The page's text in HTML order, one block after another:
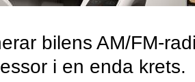
bilens AM/FM-
i en enda krets.